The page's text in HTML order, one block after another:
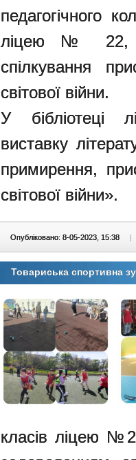
педагогічного
ліцею № 22,
спілкування
світової війни.
У бібліотеці
виставку
примирення,
світової війни».
Опубліковано: 8-05-2023, 15:38 |
Товариська спортивна
класів ліцею